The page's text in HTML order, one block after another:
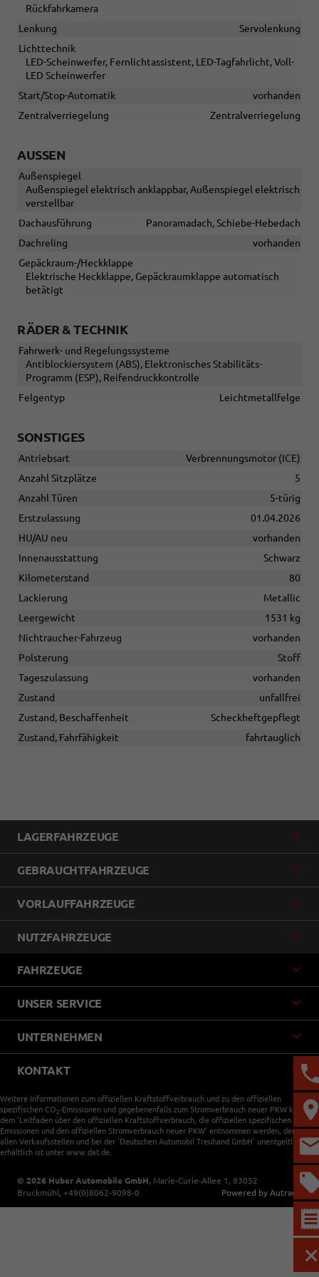
Rückfahrkamera
Lenkung
Servolenkung
Lichttechnik
LED-Scheinwerfer, Fernlichtassistent, LED-Tagfahrlicht, Voll-
LED Scheinwerfer
Start/Stop-Automatik
vorhanden
Zentralverriegelung
Zentralverriegelung
AUSSEN
Außenspiegel
Außenspiegel elektrisch anklappbar, Außenspiegel elektrisch
verstellbar
Dachausführung
Panoramadach, Schiebe-Hebedach
Dachreling
vorhanden
Gepäckraum-/Heckklappe
Elektrische Heckklappe, Gepäckraumklappe automatisch
betätigt
RÄDER & TECHNIK
Fahrwerk- und Regelungssysteme
Antiblockiersystem (ABS), Elektronisches Stabilitäts-
Programm (ESP), Reifendruckkontrolle
Felgentyp
Leichtmetallfelge
SONSTIGES
Antriebsart
Verbrennungsmotor (ICE)
Anzahl Sitzplätze
5
Anzahl Türen
5-türig
Erstzulassung
01.04.2026
HU/AU neu
vorhanden
Innenausstattung
Schwarz
Kilometerstand
80
Lackierung
Metallic
Leergewicht
1531 kg
Nichtraucher-Fahrzeug
vorhanden
Polsterung
Stoff
Tageszulassung
vorhanden
Zustand
unfallfrei
Zustand, Beschaffenheit
Scheckheftgepflegt
Zustand, Fahrfähigkeit
fahrtauglich
LAGERFAHRZEUGE
GEBRAUCHTFAHRZEUGE
VORLAUFFAHRZEUGE
NUTZFAHRZEUGE
FAHRZEUGE
UNSER SERVICE
UNTERNEHMEN
KONTAKT
Weitere Informationen zum offiziellen Kraftstoffverbrauch und zu den offiziellen
spezifischen CO 2-Emissionen und gegebenenfalls zum Stromverbrauch neuer PKW können
dem 'Leitfaden über den offiziellen Kraftstoffverbrauch, die offiziellen spezifischen CO
-
Emissionen und den offiziellen Stromverbrauch neuer PKW' entnommen werden, der an
allen Verkaufsstellen und bei der 'Deutschen Automobil Treuhand GmbH' unentgeltlich
erhältlich ist unter www.dat.de.
© 2026 Huber Automobile GmbH, Marie-Curie-Allee 1 , 83052
Bruckmühl, +49(0)8062-9098-0 Powered by Autrado